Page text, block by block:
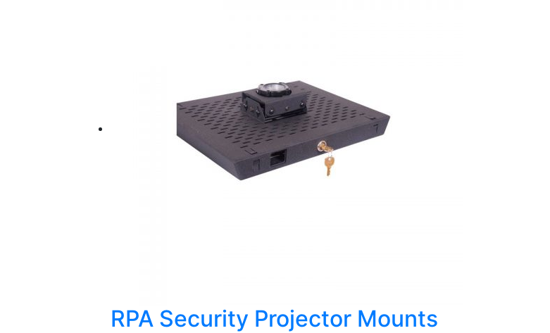
RPA Security Projector Mounts